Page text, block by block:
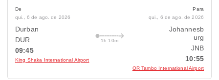
De
qui., 6 de ago. de 2026
Durban
DUR
09:45
King Shaka International Airport
1h 10m
Para
qui., 6 de ago. de 2026
Johannesb
urg
JNB
10:55
OR Tambo International Airport